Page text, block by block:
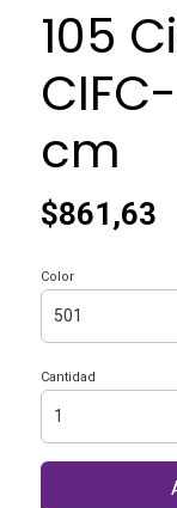
105
cm
$861,63
Color
Cantidad